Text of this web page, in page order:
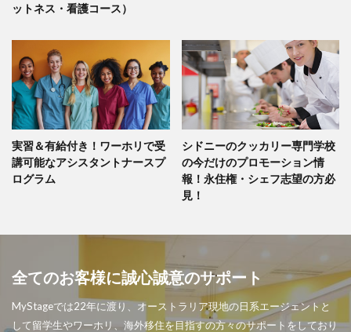
ットネス・看護コース）
実習＆有給付き！ワーホリで受
講可能なアシスタントナースプ
ログラム
シドニーのクッカリー専門学校
の今だけのプロモーション情
報！永住権・シェフ志望の方必
見！
全てのお客様に誠心誠意のサポート
MyStageでは22年に渡り、オーストラリア現地の日系エージェントと
して留学生やワーホリ、海外移住を目指すの方々のサポートをしており